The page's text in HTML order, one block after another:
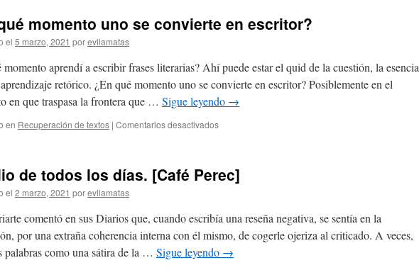
momento uno se convierte en escritor?
el 5 marzo, 2021 porevilamatas
momento aprendí a escribir frases literarias? Ahí puede estar el quid de la cuestión, la esencia
retórico. ¿En qué momento uno se convierte en escritor? Posiblemente en el
en que traspasa la frontera que … Sigue leyendo →
en Recuperación de textos | Comentarios desactivados
de todos los días. [Café Perec]
el 2 marzo, 2021 porevilamatas
comentó en sus Diarios que, cuando escribía una reseña negativa, se sentía en la
por una extraña coherencia interna con él mismo, de cogerle ojeriza al criticado. A veces,
palabras como una sátira de la … Sigue leyendo →